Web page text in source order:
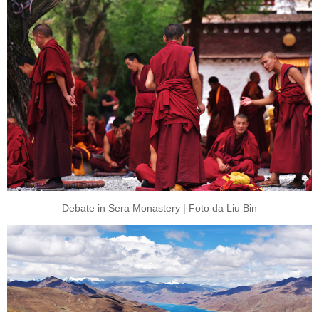
Debate in Sera Monastery | Foto da Liu Bin